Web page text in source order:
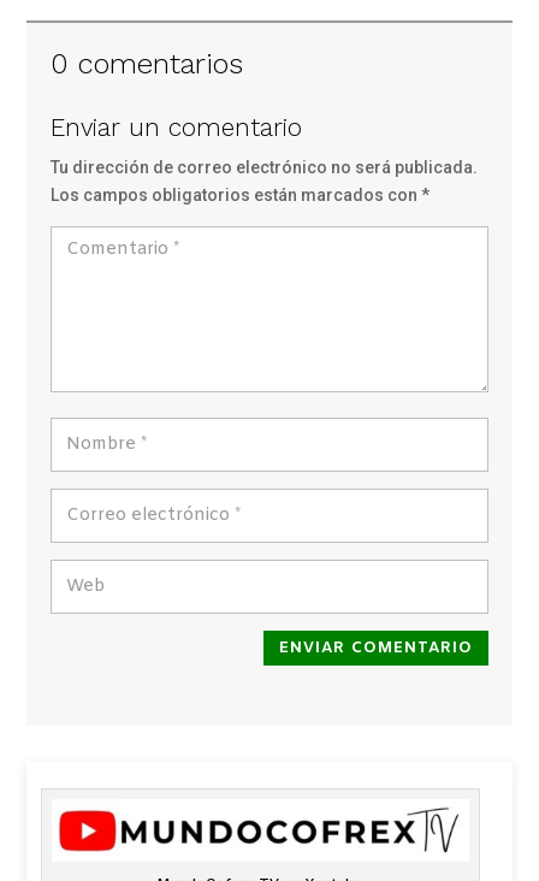
0 comentarios
Enviar un comentario
Tu dirección de correo electrónico no será publicada.
Los campos obligatorios están marcados con*
ENVIAR COMENTARIO